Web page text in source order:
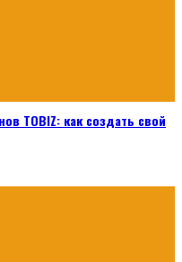
TOBIZ: как создать свой